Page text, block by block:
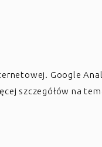
Google
szczegółów na